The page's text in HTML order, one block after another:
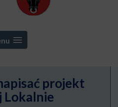
projekt
Lokalnie